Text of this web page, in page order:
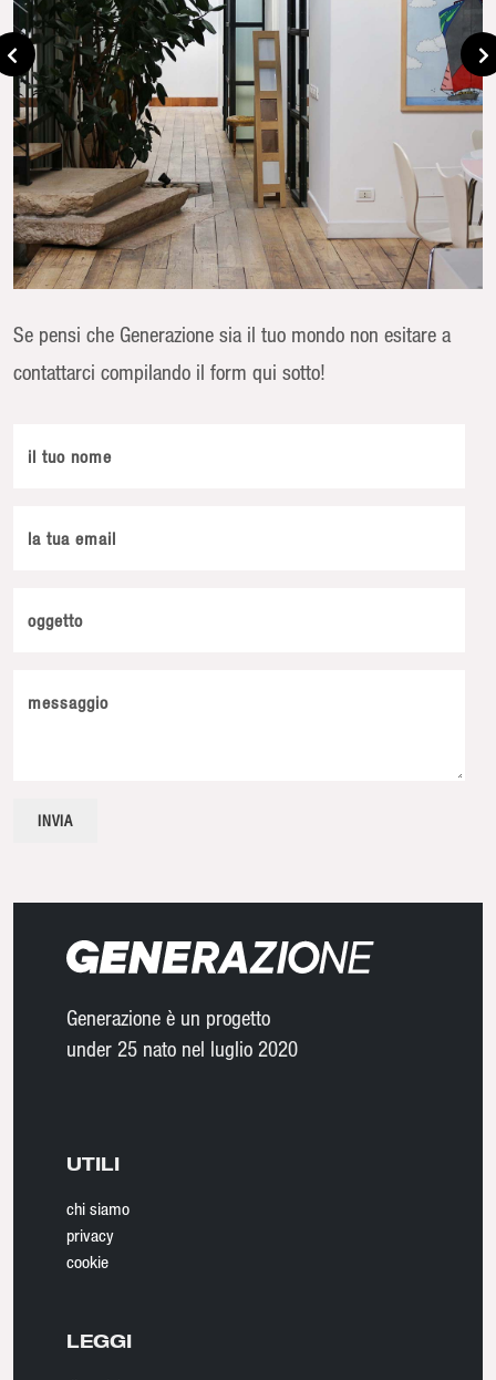
Se pensi che Generazione sia il tuo mondo non esitare a
contattarci compilando il form qui sotto!
il tuo nome
la tua email
oggetto
messaggio
Generazione è un progetto
under 25 nato nel luglio 2020
UTILI
chi siamo
privacy
cookie
LEGGI